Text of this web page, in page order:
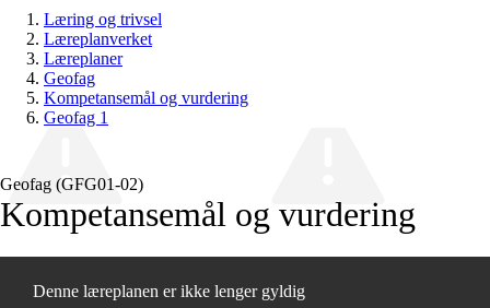
Læring og trivsel
Læreplanverket
Læreplaner
Geofag
Kompetansemål og vurdering
Geofag 1
Geofag (GFG01‑02)
Kompetansemål og vurdering
Denne læreplanen er ikke lenger gyldig